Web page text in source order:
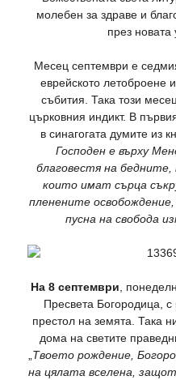
молебен за здраве и
през новата
Месец септември е
еврейското летоброене
събития. Така този
църковния индикт. В
в синагогата думите из
Господен е върху
благовестя на
които имат сърца
пленените
пусна на свобода
На 8 септември ,
Пресвета Богородица, с
престол на земята. Така
дома на светите
Твоето рождение,
на цялата вселена,